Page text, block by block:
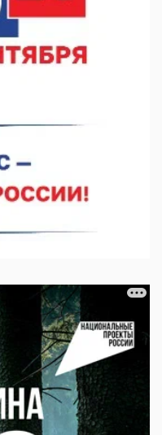
для соцконтракта